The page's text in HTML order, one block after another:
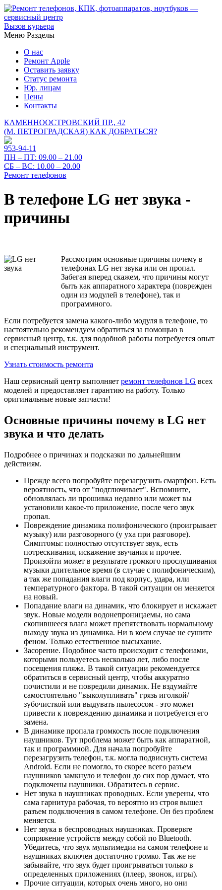
Вызов курьера
Меню Разделы
О нас
Ремонт Apple
Оставить заявку
Статус ремонта
Юр. лицам
Цены
Контакты
КАМЕННООСТРОВСКИЙ ПР., 42
(М. ПЕТРОГРАДСКАЯ) КАК ДОБРАТЬСЯ?
953-94-11
ПН – ПТ: 09.00 – 21.00
СБ – ВС: 10.00 – 20.00
Ремонт телефонов
В телефоне LG нет звука -
причины
Рассмотрим основные причины почему в
телефонах LG нет звука или он пропал.
Забегая вперед скажем, что причины могут
быть как аппаратного характера (поврежден
один из модулей в телефоне), так и
программного.
Если потребуется замена какого-либо модуля в телефоне, то
настоятельно рекомендуем обратиться за помощью в
сервисный центр, т.к. для подобной работы потребуется опыт
и специальный инструмент.
Узнать стоимость ремонта
Наш сервисный центр выполняет ремонт телефонов LG всех
моделей и предоставляет гарантию на работу. Только
оригинальные новые запчасти!
Основные причины почему в LG нет
звука и что делать
Подробнее о причинах и подсказки по дальнейшим
действиям.
Прежде всего попробуйте перезагрузить смартфон. Есть
вероятность, что от "подглючивает". Вспомните,
обновлялась ли прошивка недавно или может вы
установили какое-то приложение, после чего звук
пропал.
Повреждение динамика полифонического (проигрывает
музыку) или разговорного (у уха при разговоре).
Симптомы: полностью отсутствует звук, есть
потрескивания, искажение звучания и прочее.
Произойти может в результате громкого прослушивания
музыки длительное время (в случае с полифоническим),
а так же попадания влаги под корпус, удара, или
температурного фактора. В такой ситуации он меняется
на новый.
Попадание влаги на динамик, что блокирует и искажает
звук. Новые модели водонепроницаемы, но сама
скопившееся влага может препятствовать нормальному
выходу звука из динамика. Ни в коем случае не сушите
феном. Только естественное высыхание.
Засорение. Подобное часто происходит с телефонами,
которыми пользуетесь несколько лет, либо после
посещения пляжа. В такой ситуации рекомендуется
обратиться в сервисный центр, чтобы аккуратно
почистили и не повредили динамик. Не вздумайте
самостоятельно "выколупливать" грязь иголкой/
зубочисткой или выдувать пылесосом - это может
привести к повреждению динамика и потребуется его
замена.
В динамике пропала громкость после подключения
наушников. Тут проблема может быть как аппаратной,
так и программной. Для начала попробуйте
перезагрузить телефон, т.к. могла подвиснуть система
Android. Если не помогло, то скорее всего разъем
наушников замкнуло и телефон до сих пор думает, что
подключены наушники. Обратитесь в сервис.
Нет звука в наушниках проводных. Если уверены, что
сама гарнитура рабочая, то вероятно из строя вышел
разъем подключения в самом телефоне. Он без проблем
меняется.
Нет звука в беспроводных наушниках. Проверьте
сопряжение устройств между собой по Bluetooth.
Убедитесь, что звук мультимедиа на самом телефоне и
наушниках включен достаточно громко. Так же не
забывайте, что звук будет проигрываться только в
определенных приложениях (плеер, звонок, игры).
Прочие ситуации, которых очень много, но они